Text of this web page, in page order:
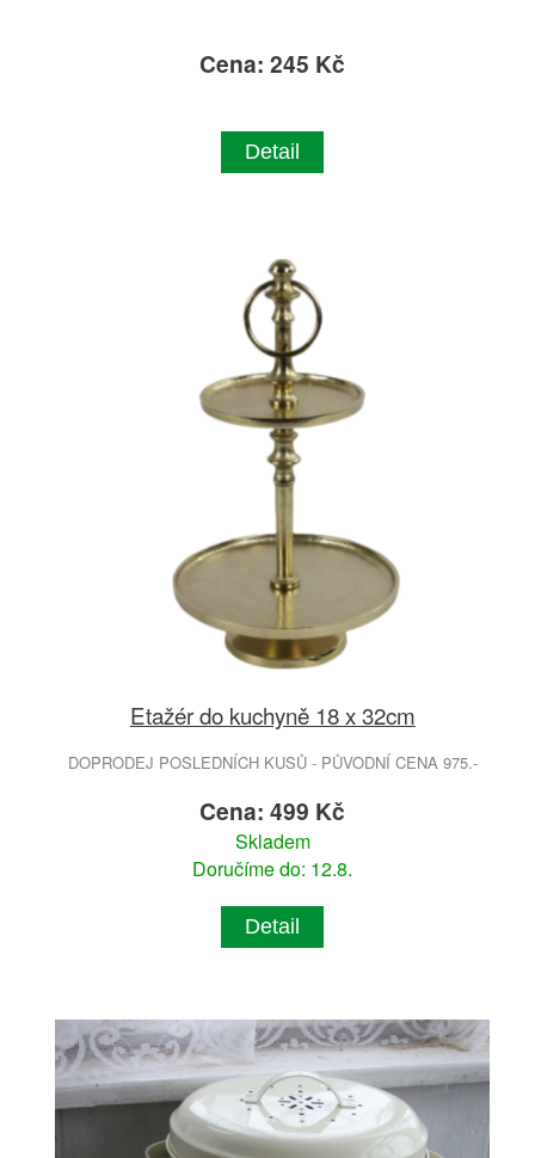
Cena: 245 Kč
Detail
Etažér do kuchyně 18 x 32cm
DOPRODEJ POSLEDNÍCH KUSŮ - PŮVODNÍ CENA 975.-
Cena: 499 Kč
Skladem
Doručíme do: 12.8.
Detail